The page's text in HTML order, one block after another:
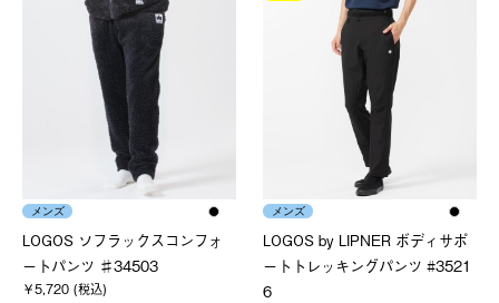
メンズ
LOGOS ソフラックスコンフォ
ートパンツ ♯34503
￥5,720 (税込)
メンズ
LOGOS by LIPNER ボディサポ
ートトレッキングパンツ #3521
6